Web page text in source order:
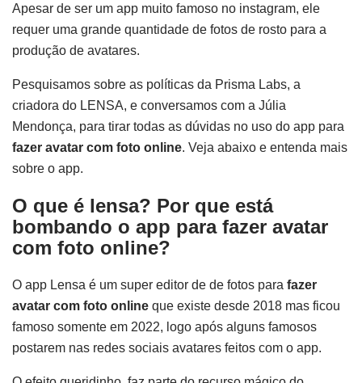
Apesar de ser um app muito famoso no instagram, ele
requer uma grande quantidade de fotos de rosto para a
produção de avatares.
Pesquisamos sobre as políticas da Prisma Labs, a
criadora do LENSA, e conversamos com a Júlia
Mendonça, para tirar todas as dúvidas no uso do app para
fazer avatar com foto online. Veja abaixo e entenda mais
sobre o app.
O que é lensa? Por que está
bombando o app para fazer avatar
com foto online?
O app Lensa é um super editor de de fotos para fazer
avatar com foto online que existe desde 2018 mas ficou
famoso somente em 2022, logo após alguns famosos
postarem nas redes sociais avatares feitos com o app.